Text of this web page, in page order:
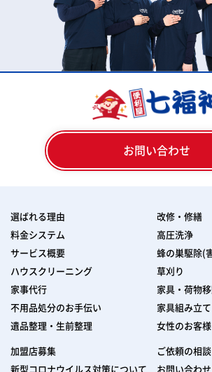
お問い合わせ
選ばれる理由
料金システム
サービス概要
ハウスクリーニング
家事代行
不用品処分のお手伝い
遺品整理・生前整理
改修・修繕
高圧洗浄
蜂の巣駆除(
草刈り
家具・荷物
家具組み立
女性のお客
加盟店募集
新型コロナウイルス対策について
ご依頼の相談
お問い合わせ